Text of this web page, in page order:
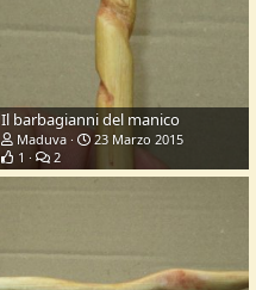
Il barbagianni del manico
Maduva
23 Marzo 2015
1
2